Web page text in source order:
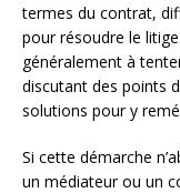
termes du contrat,
pour résoudre le
généralement à
discutant des points
solutions pour y
Si cette démarche
un médiateur ou un